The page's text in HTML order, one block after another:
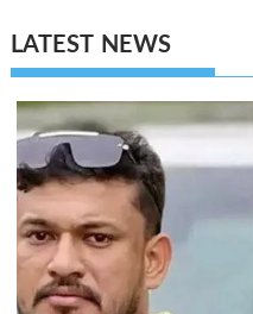
LATEST NEWS